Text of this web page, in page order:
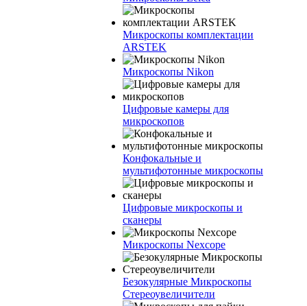
Микроскопы комплектации
ARSTEK
Микроскопы Nikon
Цифровые камеры для
микроскопов
Конфокальные и
мультифотонные микроскопы
Цифровые микроскопы и
сканеры
Микроскопы Nexcope
Безокулярные Микроскопы
Стереоувеличители